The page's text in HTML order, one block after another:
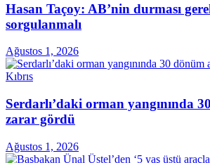
Hasan Taçoy: AB’nin durması
sorgulanmalı
Ağustos 1, 2026
Kıbrıs
Serdarlı’daki orman yangınında
zarar gördü
Ağustos 1, 2026